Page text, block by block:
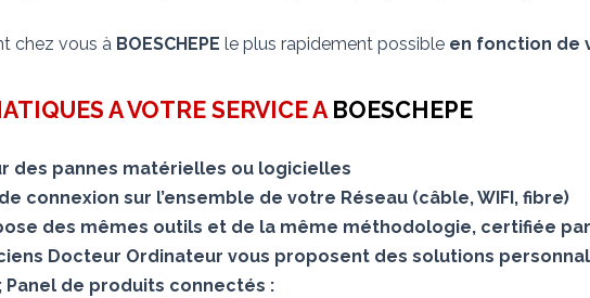
chez vous à BOESCHEPE le plus rapidement possible en fonction de
A VOTRE SERVICE A BOESCHEPE
des pannes matérielles ou logicielles
connexion sur l’ensemble de votre Réseau (câble, WIFI, fibre)
des mêmes outils et de la même méthodologie, certifiée
Docteur Ordinateur vous proposent des solutions
Panel de produits connectés :